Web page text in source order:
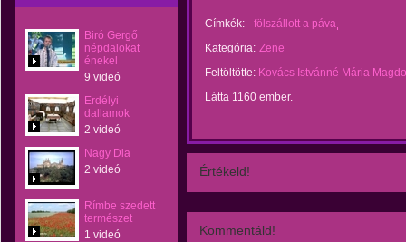
Biró Gergő
népdalokat
énekel
9 videó
Erdélyi
dallamok
2 videó
Nagy Dia
2 videó
Rímbe szedett
természet
1 videó
Címkék:
fölszállott a páva
Kategória: Zene
Feltöltötte: Kovács Istvánné Mária
Látta 1160 ember.
Értékeld!
Kommentáld!